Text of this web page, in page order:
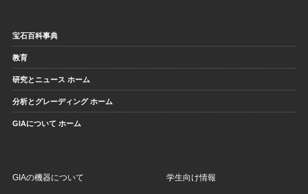
宝石百科事典
教育
研究とニュース ホーム
分析とグレーディング ホーム
GIAについて ホーム
GIAの機器について 学生向け情報